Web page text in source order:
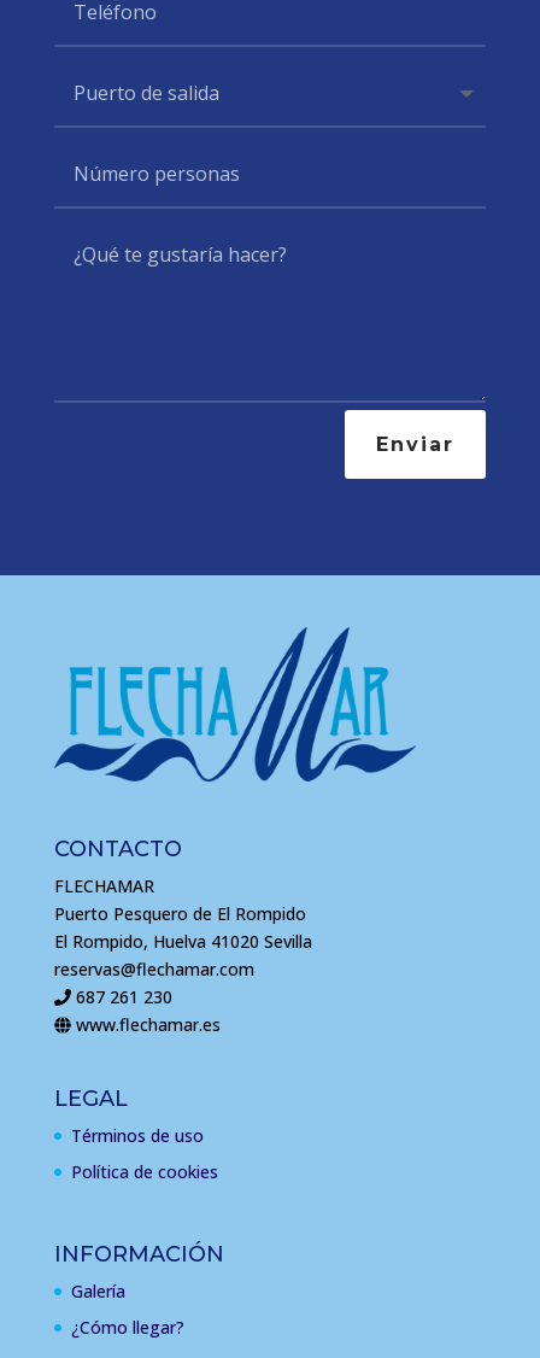
Enviar
CONTACTO
FLECHAMAR
Puerto Pesquero de El Rompido
El Rompido, Huelva 41020 Sevilla
reservas@flechamar.com
687 261 230
www.flechamar.es
LEGAL
Términos de uso
Política de cookies
INFORMACIÓN
Galería
¿Cómo llegar?